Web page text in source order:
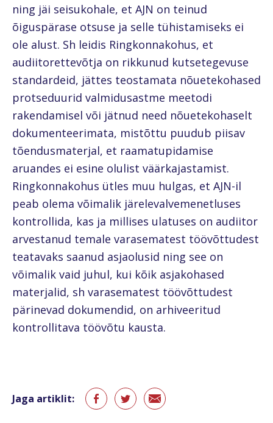
ning jäi seisukohale, et AJN on teinud
õiguspärase otsuse ja selle tühistamiseks ei
ole alust. Sh leidis Ringkonnakohus, et
audiitorettevõtja on rikkunud kutsetegevuse
standardeid, jättes teostamata nõuetekohased
protseduurid valmidusastme meetodi
rakendamisel või jätnud need nõuetekohaselt
dokumenteerimata, mistõttu puudub piisav
tõendusmaterjal, et raamatupidamise
aruandes ei esine olulist väärkajastamist.
Ringkonnakohus ütles muu hulgas, et AJN-il
peab olema võimalik järelevalvemenetluses
kontrollida, kas ja millises ulatuses on audiitor
arvestanud temale varasematest töövõttudest
teatavaks saanud asjaolusid ning see on
võimalik vaid juhul, kui kõik asjakohased
materjalid, sh varasematest töövõttudest
pärinevad dokumendid, on arhiveeritud
kontrollitava töövõtu kausta.
Jaga artiklit: